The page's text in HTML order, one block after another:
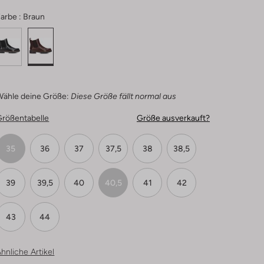
: Braun
deine Größe: Diese Größe fällt normal aus
Größe ausverkauft?
35 36 37 37,5 38 38,5
39 39,5 40 40,5 41 42
43 44
Artikel